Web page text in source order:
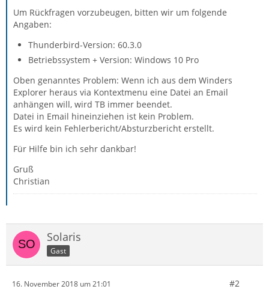
Um Rückfragen vorzubeugen, bitten wir um folgende
Angaben:
Thunderbird-Version: 60.3.0
Betriebssystem + Version: Windows 10 Pro
Oben genanntes Problem: Wenn ich aus dem Winders
Explorer heraus via Kontextmenu eine Datei an Email
anhängen will, wird TB immer beendet.
Datei in Email hineinziehen ist kein Problem.
Es wird kein Fehlerbericht/Absturzbericht erstellt.
Für Hilfe bin ich sehr dankbar!
Gruß
Christian
Solaris
Gast
16. November 2018 um 21:01 #2